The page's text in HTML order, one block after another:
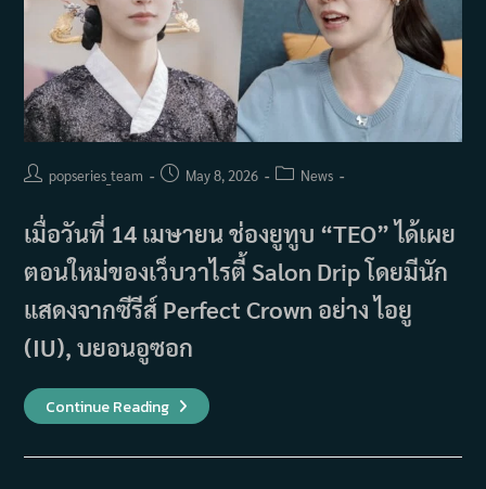
Postpopseries_team
PostMay 8, 2026
PostNews
เมื่อวันที่ 14 เมษายน ช่องยูทูบ “TEO” ได้เผย
ตอนใหม่ของเว็บวาไรตี้ Salon Drip โดยมีนัก
แสดงจากซีรีส์ Perfect Crown อย่าง ไอยู
(IU), บยอนอูซอก
Continue Readingกง
ซึง
ทุ่มเท